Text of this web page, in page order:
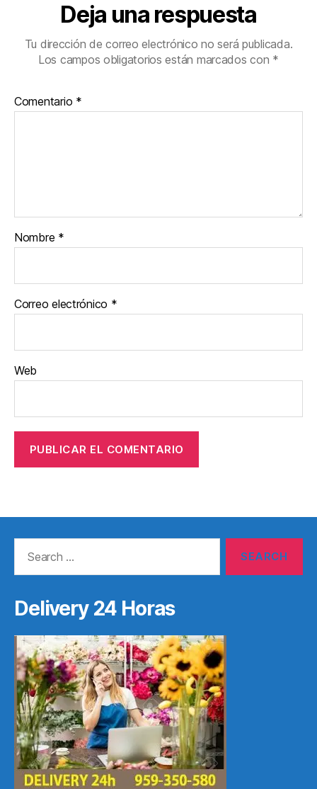
Deja una respuesta
Tu dirección de correo electrónico no será publicada.
Los campos obligatorios están marcados con *
Comentario *
Nombre *
Correo electrónico *
Web
Delivery 24 Horas